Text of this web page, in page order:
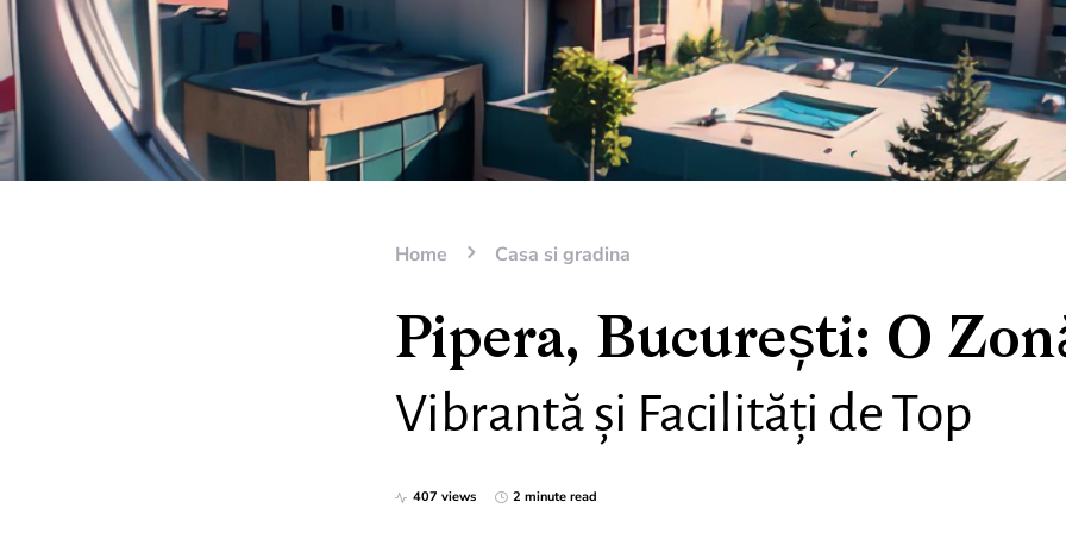
Home Casa si gradina
Pipera, București: O
Vibrantă și Facilități de Top
407 views 2 minute read